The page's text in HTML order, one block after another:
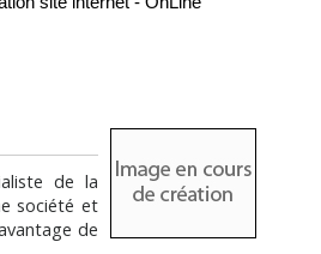
de la
société et
de